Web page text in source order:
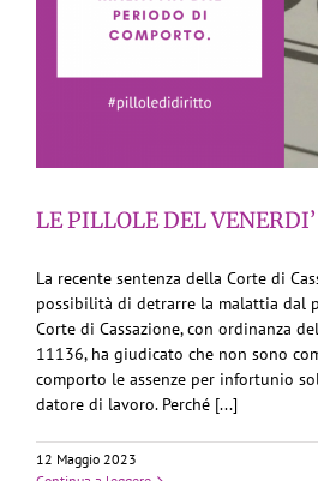
LE PILLOLE DEL VENERDI’
La recente sentenza della Corte di
possibilità di detrarre la malattia dal
Corte di Cassazione, con ordinanza
11136, ha giudicato che non sono
comporto le assenze per infortunio
datore di lavoro. Perché [...]
12 Maggio 2023